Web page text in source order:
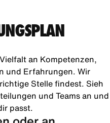
an Kompetenzen,
und Erfahrungen. Wir
Stelle findest. Sieh
und Teams an und
passt.